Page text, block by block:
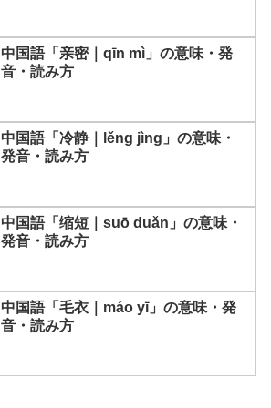
中国語「亲密｜qīn mì」の意味・発
音・読み方
中国語「冷静｜lěng jìng」の意味・
発音・読み方
中国語「缩短｜suō duǎn」の意味・
発音・読み方
中国語「毛衣｜máo yī」の意味・発
音・読み方